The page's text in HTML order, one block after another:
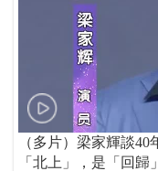
（多片）梁家輝談
「北上」，是「回歸」